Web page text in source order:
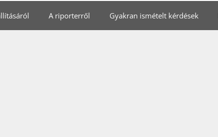
A riporterről Gyakran ismételt kérdések